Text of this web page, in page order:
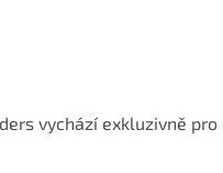
vychází exkluzivně